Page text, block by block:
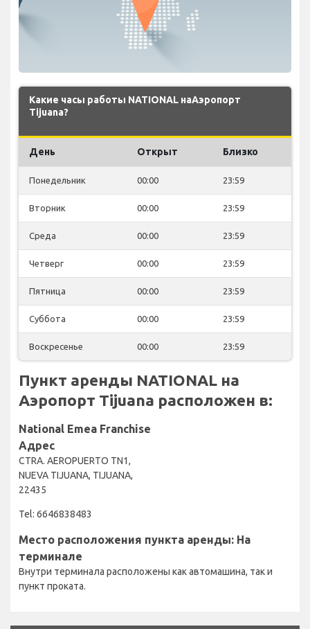
Какие часы работы NATIONAL наАэропорт
Tijuana?
День Открыт Близко
Понедельник 00:00 23:59
Вторник 00:00 23:59
Среда 00:00 23:59
Четверг 00:00 23:59
Пятница 00:00 23:59
Суббота 00:00 23:59
Воскресенье 00:00 23:59
Пункт аренды NATIONAL на
Аэропорт Tijuana расположен в:
National Emea Franchise
Адрес
CTRA. AEROPUERTO TN1,
NUEVA TIJUANA, TIJUANA,
22435
Tel: 6646838483
Место расположения пункта аренды: На
терминале
Внутри терминала расположены как автомашина, так и
пункт проката.